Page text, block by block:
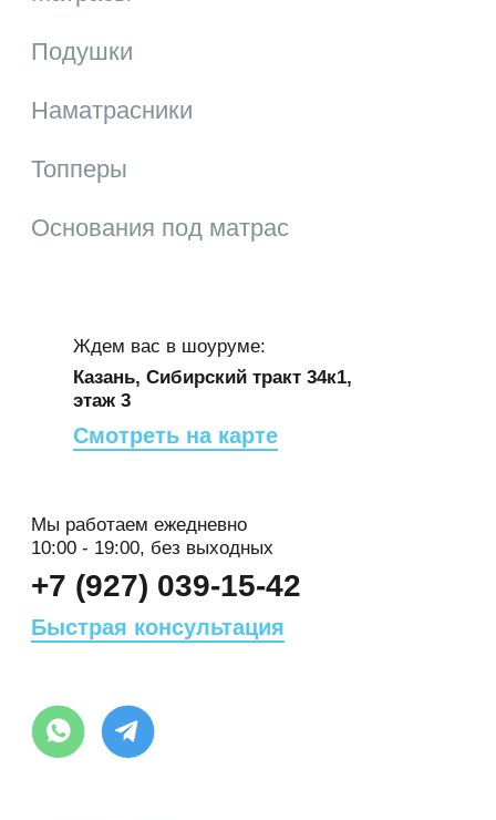
Подушки
Наматрасники
Топперы
Основания под матрас
Ждем вас в шоуруме:
Казань, Сибирский тракт 34к1,
этаж 3
Смотреть на карте
Мы работаем ежедневно
10:00 - 19:00, без выходных
+7 (927) 039-15-42
Быстрая консультация
конфиденциальности размещена на странице
по адресу http:///politika.html
Обновлено: 29 Сентября 2021 года